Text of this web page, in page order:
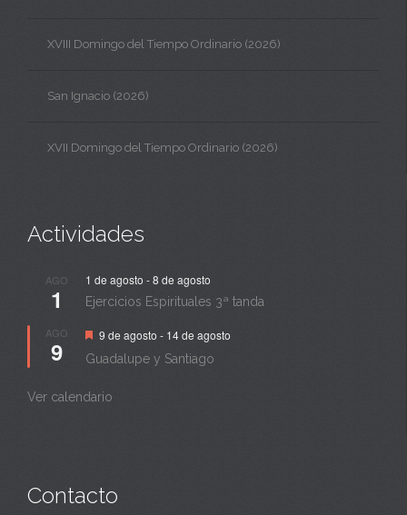
XVIII Domingo del Tiempo Ordinario (2026)
San Ignacio (2026)
XVII Domingo del Tiempo Ordinario (2026)
Actividades
AGO
1
1 de agosto -8 de agosto
Ejercicios Espirituales 3ª tanda
AGO
9
Destacado
9 de agosto - 14 de agosto
Guadalupe y Santiago
Ver calendario
Contacto